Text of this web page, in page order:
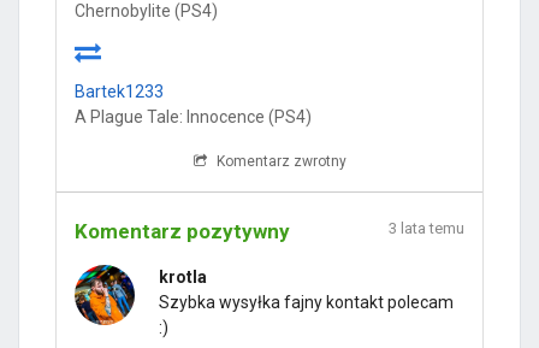
Chernobylite (PS4)
Bartek1233
A Plague Tale: Innocence (PS4)
Komentarz zwrotny
Komentarz pozytywny 3 lata temu
krotla
Szybka wysyłka fajny kontakt polecam
:)